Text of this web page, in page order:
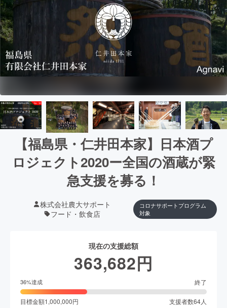
【福島県・仁井田本家】日本酒プ
ロジェクト2020ー全国の酒蔵が緊
急支援を募る！
株式会社農大サポート
フード・飲食店
コロナサポートプログラム
対象
現在の支援総額
363,682円
36%達成 終了
目標金額1,000,000円 支援者数64人